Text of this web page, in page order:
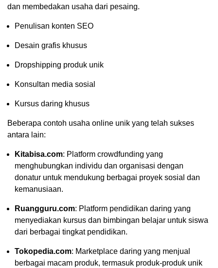
dan membedakan usaha dari pesaing.
Penulisan konten SEO
Desain grafis khusus
Dropshipping produk unik
Konsultan media sosial
Kursus daring khusus
Beberapa contoh usaha online unik yang telah sukses
antara lain:
Kitabisa.com: Platform crowdfunding yang
menghubungkan individu dan organisasi dengan
donatur untuk mendukung berbagai proyek sosial dan
kemanusiaan.
Ruangguru.com: Platform pendidikan daring yang
menyediakan kursus dan bimbingan belajar untuk siswa
dari berbagai tingkat pendidikan.
Tokopedia.com: Marketplace daring yang menjual
berbagai macam produk, termasuk produk-produk unik